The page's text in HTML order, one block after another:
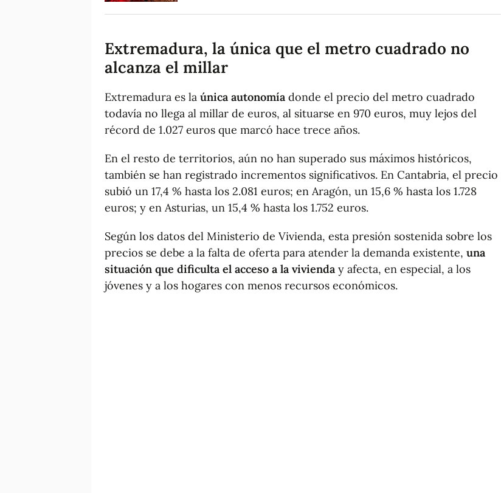
Extremadura, la única que el metro cuadrado no
alcanza el millar
Extremadura es la única autonomía donde el precio del metro cuadrado
todavía no llega al millar de euros, al situarse en 970 euros, muy lejos del
récord de 1.027 euros que marcó hace trece años.
En el resto de territorios, aún no han superado sus máximos históricos,
también se han registrado incrementos significativos. En Cantabria, el precio
subió un 17,4 % hasta los 2.081 euros; en Aragón, un 15,6 % hasta los 1.728
euros; y en Asturias, un 15,4 % hasta los 1.752 euros.
Según los datos del Ministerio de Vivienda, esta presión sostenida sobre los
precios se debe a la falta de oferta para atender la demanda existente, una
situación que dificulta el acceso a la vivienda y afecta, en especial, a los
jóvenes y a los hogares con menos recursos económicos.